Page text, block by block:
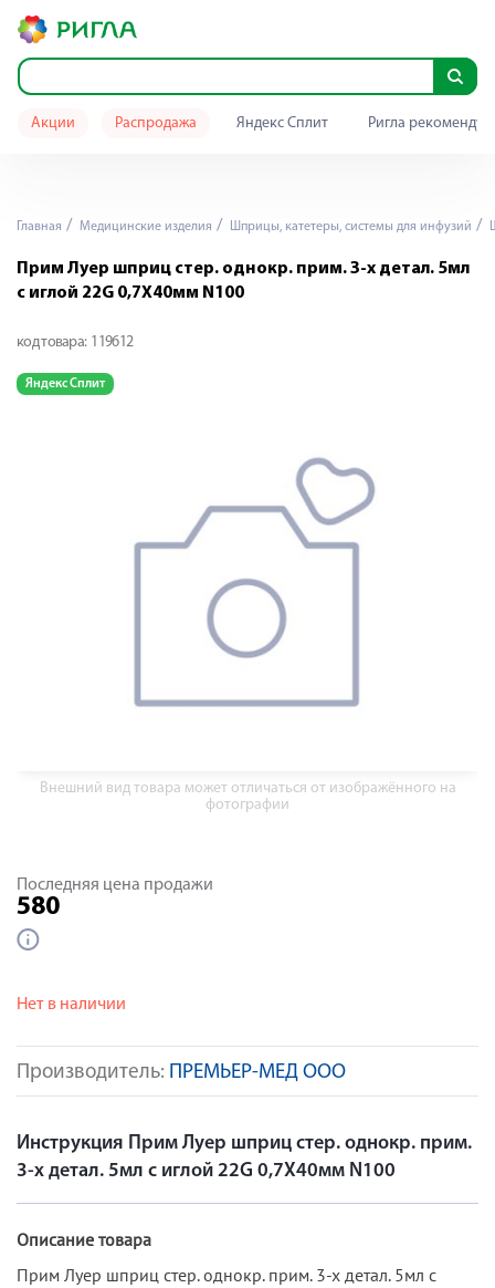
Акции Распродажа Яндекс Сплит Ригла
Главная Медицинские изделия Шприцы, катетеры, системы для инфузий
Прим Луер шприц стер. однокр. прим. 3-х детал. 5мл
с иглой 22G 0,7Х40мм N100
код товара: 119612
Яндекс Сплит
Внешний вид товара может отличаться от изображённого на
фотографии
Производитель: ПРЕМЬЕР-МЕД ООО
Последняя цена продажи
580
Нет в наличии
Инструкция Прим Луер шприц стер. однокр. прим.
3-х детал. 5мл с иглой 22G 0,7Х40мм N100
Описание товара
Прим Луер шприц стер. однокр. прим. 3-х детал. 5мл с